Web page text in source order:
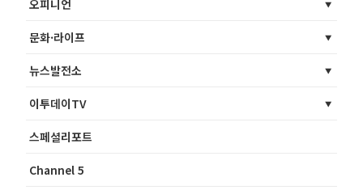
오피니언
문화·라이프
뉴스발전소
이투데이TV
스페셜리포트
Channel 5